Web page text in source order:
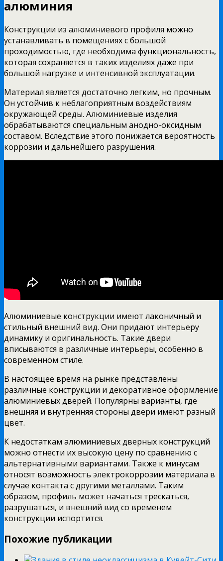
алюминия
Конструкции из алюминиевого профиля можно
устанавливать в помещениях с большой
проходимостью, где необходима функциональность,
которая сохраняется в таких изделиях даже при
большой нагрузке и интенсивной эксплуатации.
Материал является достаточно легким, но прочным.
Он устойчив к неблагоприятным воздействиям
окружающей среды. Алюминиевые изделия
обрабатываются специальным анодно-оксидным
составом. Вследствие этого понижается вероятность
коррозии и дальнейшего разрушения.
Алюминиевые конструкции имеют лаконичный и
стильный внешний вид. Они придают интерьеру
динамику и оригинальность. Такие двери
вписываются в различные интерьеры, особенно в
современном стиле.
В настоящее время на рынке представлены
различные конструкции и декоративное оформление
алюминиевых дверей. Популярны варианты, где
внешняя и внутренняя стороны двери имеют разный
цвет.
К недостаткам алюминиевых дверных конструкций
можно отнести их высокую цену по сравнению с
альтернативными вариантами. Также к минусам
относят возможность электрокоррозии материала в
случае контакта с другими металлами. Таким
образом, профиль может начаться трескаться,
разрушаться, и внешний вид со временем
конструкции испортится.
Похожие публикации